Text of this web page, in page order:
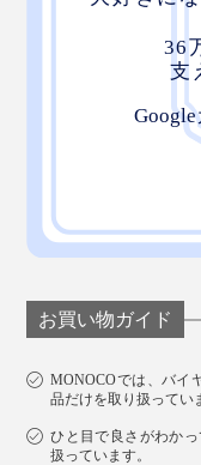
お買い物ガイド
MONOCOでは、バイ
品だけを取り扱ってい
ひと目で良さがわか
扱っています。